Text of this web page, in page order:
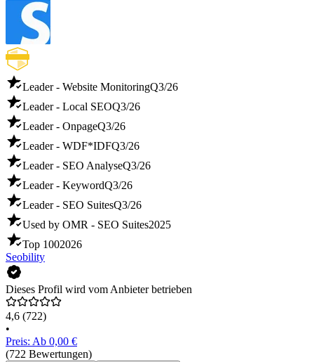
Leader - Website MonitoringQ3/26
Leader - Local SEOQ3/26
Leader - OnpageQ3/26
Leader - WDF*IDFQ3/26
Leader - SEO AnalyseQ3/26
Leader - KeywordQ3/26
Leader - SEO SuitesQ3/26
Used by OMR - SEO Suites2025
Top 1002026
Seobility
Dieses Profil wird vom Anbieter betrieben
4,6 (722)
•
Preis: Ab 0,00 €
(722 Bewertungen)